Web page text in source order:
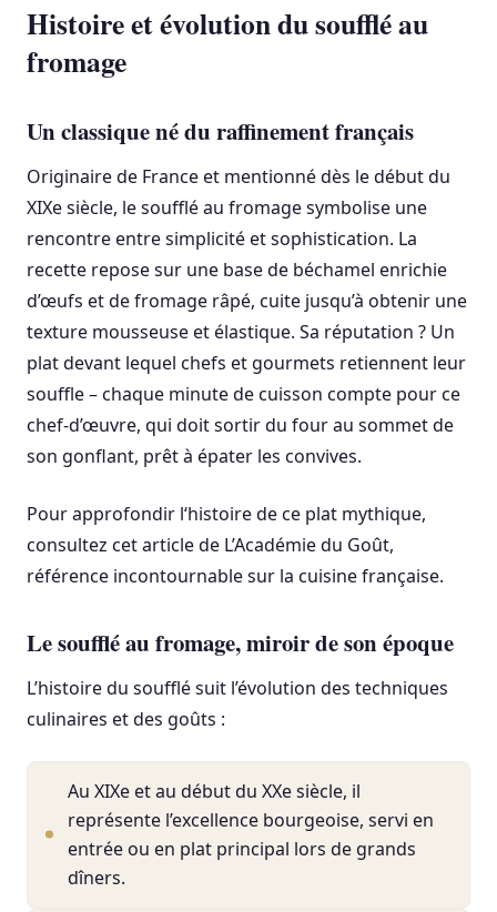
Histoire et évolution du soufflé au
fromage
Un classique né du raffinement français
Originaire de France et mentionné dès le début du
XIXe siècle, le soufflé au fromage symbolise une
rencontre entre simplicité et sophistication. La
recette repose sur une base de béchamel enrichie
d’œufs et de fromage râpé, cuite jusqu’à obtenir une
texture mousseuse et élastique. Sa réputation ? Un
plat devant lequel chefs et gourmets retiennent leur
souffle – chaque minute de cuisson compte pour ce
chef-d’œuvre, qui doit sortir du four au sommet de
son gonflant, prêt à épater les convives.
Pour approfondir l‘histoire de ce plat mythique,
consultez cet article de L’Académie du Goût,
référence incontournable sur la cuisine française.
Le soufflé au fromage, miroir de son époque
L’histoire du soufflé suit l’évolution des techniques
culinaires et des goûts :
Au XIXe et au début du XXe siècle, il
représente l’excellence bourgeoise, servi en
entrée ou en plat principal lors de grands
dîners.